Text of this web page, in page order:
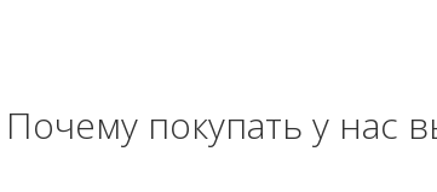
Почему покупать у нас